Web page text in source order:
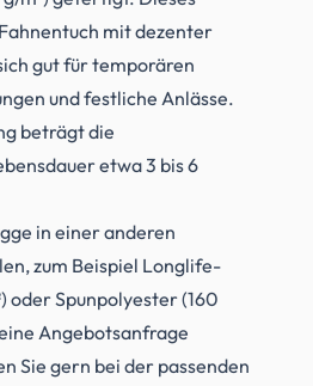
mit dezenter
gut für temporären
und festliche Anlässe.
beträgt die
etwa 3 bis 6
in einer anderen
zum Beispiel Longlife-
oder Spunpolyester (160
Angebotsanfrage
Sie gern bei der passenden